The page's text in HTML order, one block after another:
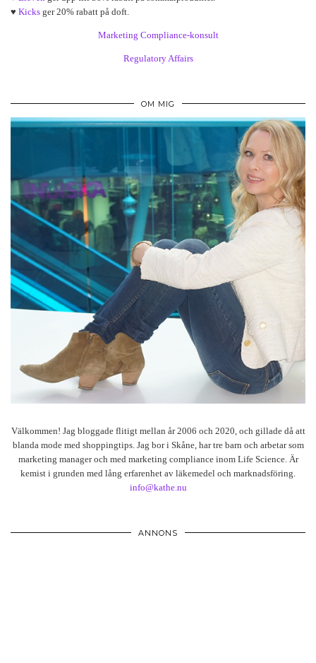
♥ Kicks ger 20% rabatt på doft.
Marketing Compliance-konsult
Regulatory Affairs
OM MIG
Välkommen! Jag bloggade flitigt mellan år 2006 och 2020, och gillade då att
blanda mode med shoppingtips. Jag bor i Skåne, har tre barn och arbetar som
marketing manager och med marketing compliance inom Life Science. Är
kemist i grunden med lång erfarenhet av läkemedel och marknadsföring.
info@kathe.nu
ANNONS